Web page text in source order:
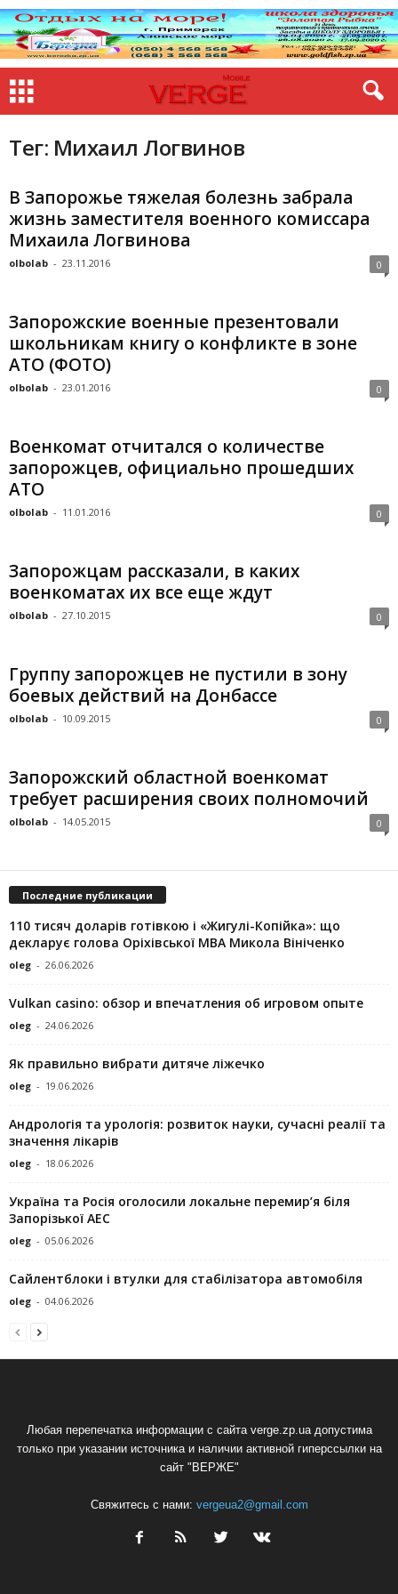
Тег: Михаил Логвинов
В Запорожье тяжелая болезнь забрала
жизнь заместителя военного комиссара
Михаила Логвинова
olbolab - 23.11.2016 0
Запорожские военные презентовали
школьникам книгу о конфликте в зоне
АТО (ФОТО)
olbolab - 23.01.2016 0
Военкомат отчитался о количестве
запорожцев, официально прошедших
АТО
olbolab - 11.01.2016 0
Запорожцам рассказали, в каких
военкоматах их все еще ждут
olbolab - 27.10.2015 0
Группу запорожцев не пустили в зону
боевых действий на Донбассе
olbolab - 10.09.2015 0
Запорожский областной военкомат
требует расширения своих полномочий
olbolab - 14.05.2015 0
Последние публикации
110 тисяч доларів готівкою і «Жигулі-Копійка»: що
декларує голова Оріхівської МВА Микола Вініченко
oleg - 26.06.2026
Vulkan casino: обзор и впечатления об игровом опыте
oleg - 24.06.2026
Як правильно вибрати дитяче ліжечко
oleg - 19.06.2026
Андрологія та урологія: розвиток науки, сучасні реалії та
значення лікарів
oleg - 18.06.2026
Україна та Росія оголосили локальне перемир’я біля
Запорізької АЕС
oleg - 05.06.2026
Сайлентблоки і втулки для стабілізатора автомобіля
oleg - 04.06.2026
Любая перепечатка информации с сайта verge.zp.ua допустима
только при указании источника и наличии активной гиперссылки на
сайт "ВЕРЖЕ"
Свяжитесь с нами: vergeua2@gmail.com